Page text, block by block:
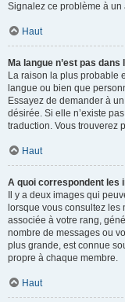
Signalez ce problème à un
Haut
Ma langue n’est pas dans
La raison la plus probable
langue ou bien que
Essayez de demander à
désirée. Si elle n’existe
traduction. Vous trouverez
Haut
A quoi correspondent les
Il y a deux images qui
lorsque vous consultez les
associée à votre rang,
nombre de messages ou
plus grande, est connue
propre à chaque membre.
Haut